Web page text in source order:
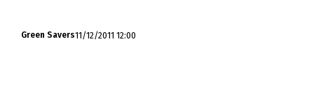
Green Savers11/12/2011 12:00